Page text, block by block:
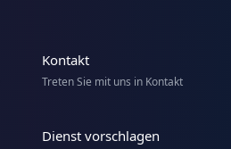
Kontakt
Treten Sie mit uns in Kontakt
Dienst vorschlagen